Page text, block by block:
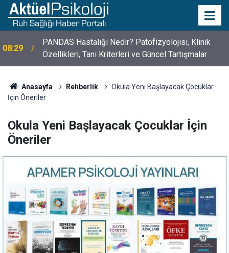
10:30
10 Mayıs Psikologlar Günü Nasıl Ortaya Çıktı? 10
Mayıs Tarihinin Hikayesi
Anasayfa Rehberlik
Okula Yeni Başlayacak Çocuklar
İçin Öneriler
Okula Yeni Başlayacak Çocuklar İçin
Öneriler